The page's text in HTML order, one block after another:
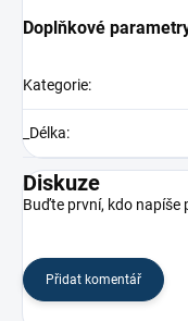
Doplňkové
Kategorie:
_Délka:
Diskuze
Buďte první, kdo napíše
Přidat komentář